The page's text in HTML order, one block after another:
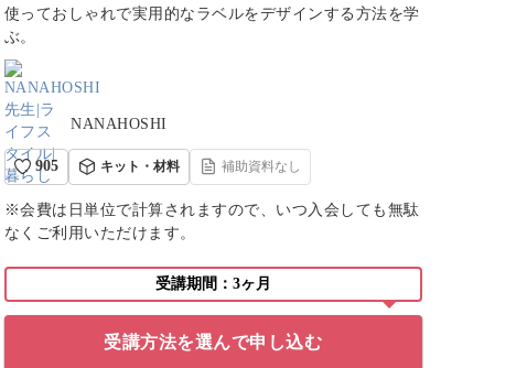
使っておしゃれで実用的なラベルをデザインする方法を学
ぶ。
NANAHOSHI
905 キット・材料 補助資料なし
※会費は日単位で計算されますので、いつ入会しても無駄
なくご利用いただけます。
受講期間：3ヶ月
受講方法を選んで申し込む